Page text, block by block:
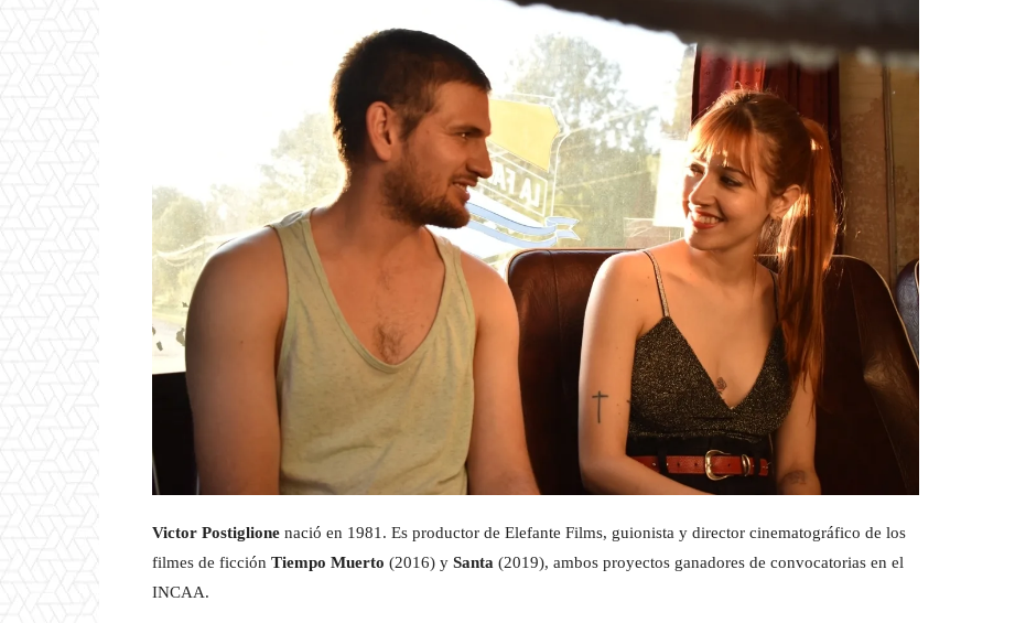
Victor Postiglione nació en 1981. Es productor de Elefante Films, guionista y director cinematográfico de los
filmes de ficción Tiempo Muerto (2016) y Santa (2019), ambos proyectos ganadores de convocatorias en el
INCAA.